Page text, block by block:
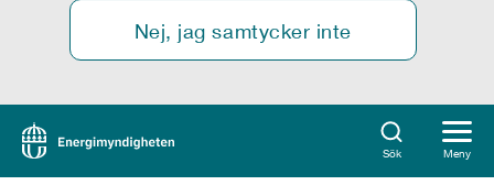
Nej, jag samtycker inte
Sök Meny